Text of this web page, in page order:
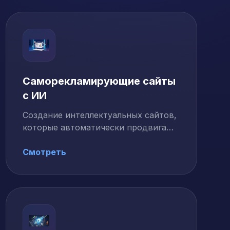
Саморекламирующие сайты
с ИИ
Создание интеллектуальных сайтов,
которые автоматически продвигают
оптимизируют …
Смотреть